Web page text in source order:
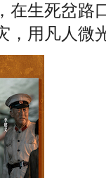
在生死岔路
，用凡人微